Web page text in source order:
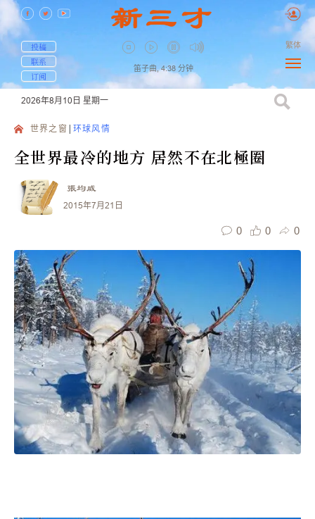
投稿
联系
订阅
笛子曲, 4:38 分钟
繁体
2026年8月10日 星期一
世界之窗 环球风情
全世界最冷的地方 居然不在北極圈
張均威
2015年7月21日
0 0 0